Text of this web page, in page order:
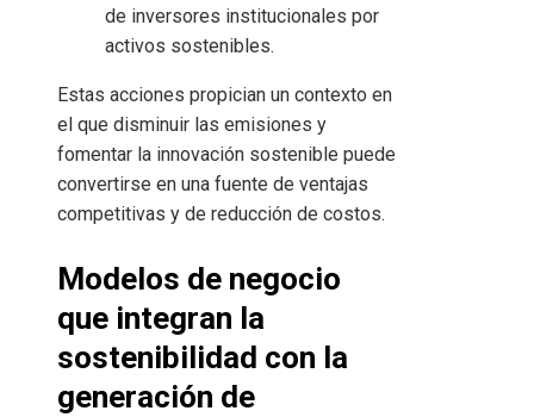
de inversores institucionales por
activos sostenibles.
Estas acciones propician un contexto en
el que disminuir las emisiones y
fomentar la innovación sostenible puede
convertirse en una fuente de ventajas
competitivas y de reducción de costos.
Modelos de negocio
que integran la
sostenibilidad con la
generación de